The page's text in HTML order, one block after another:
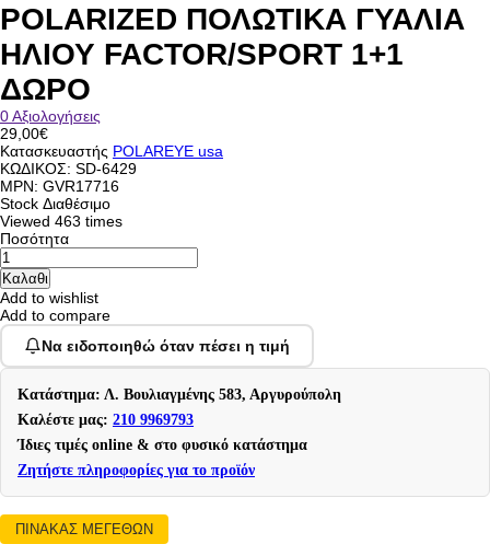
POLARIZED ΠΟΛΩΤΙΚΑ ΓΥΑΛΙΑ
ΗΛΙΟΥ FACTOR/SPORT 1+1
ΔΩΡΟ
0 Αξιολογήσεις
29,00€
Κατασκευαστής POLAREYE usa
ΚΩΔΙΚΟΣ: SD-6429
MPN: GVR17716
Stock Διαθέσιμο
Viewed 463 times
Ποσότητα
Add to wishlist
Add to compare
Να ειδοποιηθώ όταν πέσει η τιμή
Κατάστημα: Λ. Βουλιαγμένης 583, Αργυρούπολη
Καλέστε μας: 210 9969793
Ίδιες τιμές online & στο φυσικό κατάστημα
Ζητήστε πληροφορίες για το προϊόν
ΠΙΝΑΚΑΣ ΜΕΓΕΘΩΝ